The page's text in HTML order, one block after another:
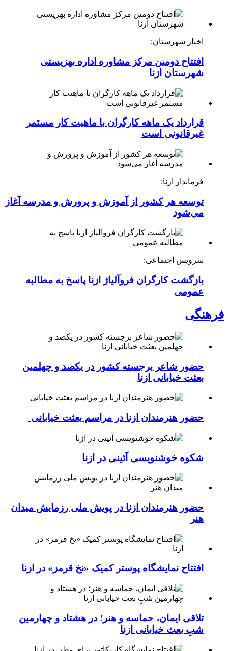
اخبار شهرستان:
افتتاح دومین مرکز مشاوره اداره بهزیستی
شهرستان ازنا
قرارداد یک ماهه کارگران با ماهیت کار مستمر
غیرقانونی است
فرماندار ازنا:
توسعه هر کشور از آموزش و پرورش و مدرسه آغاز
می‌شود
سرویس اجتماعی:
بازگشت کارگران فروآلیاژ ازنا پاسخ به مطالبه
عمومی
فرهنگی
حضور شاعر برجسته کشور در یکصد و چهلمین
بعثت خیابانی ازنا
حضور هنرمندان ازنا در مراسم بعثت خیابانی
شکوه خوشنویسی آئینی در ازنا
حضور هنرمندان ازنا در پویش ملی رزمایش میدان
هنر
افتتاح نمایشگاه پوستر کمیک «نخ قرمز» در ازنا
تلاقی ایمان، حماسه و هنر؛ در هشتاد و چهارمین
شبِ بعث خیابانی ازنا